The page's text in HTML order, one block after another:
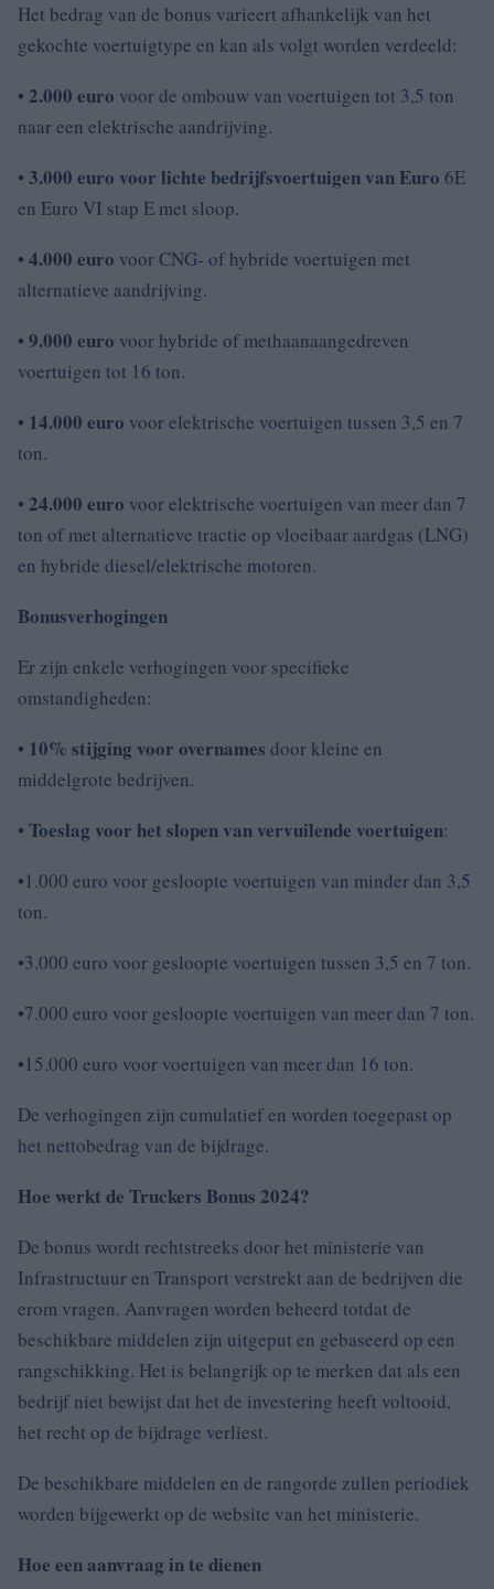
Het bedrag van de bonus varieert afhankelijk van het
gekochte voertuigtype en kan als volgt worden verdeeld:
• 2.000 euro voor de ombouw van voertuigen tot 3,5 ton
naar een elektrische aandrijving.
• 3.000 euro voor lichte bedrijfsvoertuigen van Euro 6E
en Euro VI stap E met sloop.
• 4.000 euro voor CNG- of hybride voertuigen met
alternatieve aandrijving.
• 9.000 euro voor hybride of methaanaangedreven
voertuigen tot 16 ton.
• 14.000 euro voor elektrische voertuigen tussen 3,5 en 7
ton.
• 24.000 euro voor elektrische voertuigen van meer dan 7
ton of met alternatieve tractie op vloeibaar aardgas (LNG)
en hybride diesel/elektrische motoren.
Bonusverhogingen
Er zijn enkele verhogingen voor specifieke
omstandigheden:
• 10% stijging voor overnames door kleine en
middelgrote bedrijven.
• Toeslag voor het slopen van vervuilende voertuigen:
•1.000 euro voor gesloopte voertuigen van minder dan 3,5
ton.
•3.000 euro voor gesloopte voertuigen tussen 3,5 en 7 ton.
•7.000 euro voor gesloopte voertuigen van meer dan 7 ton.
•15.000 euro voor voertuigen van meer dan 16 ton.
De verhogingen zijn cumulatief en worden toegepast op
het nettobedrag van de bijdrage.
Hoe werkt de Truckers Bonus 2024?
De bonus wordt rechtstreeks door het ministerie van
Infrastructuur en Transport verstrekt aan de bedrijven die
erom vragen. Aanvragen worden beheerd totdat de
beschikbare middelen zijn uitgeput en gebaseerd op een
rangschikking. Het is belangrijk op te merken dat als een
bedrijf niet bewijst dat het de investering heeft voltooid,
het recht op de bijdrage verliest.
De beschikbare middelen en de rangorde zullen periodiek
worden bijgewerkt op de website van het ministerie.
Hoe een aanvraag in te dienen